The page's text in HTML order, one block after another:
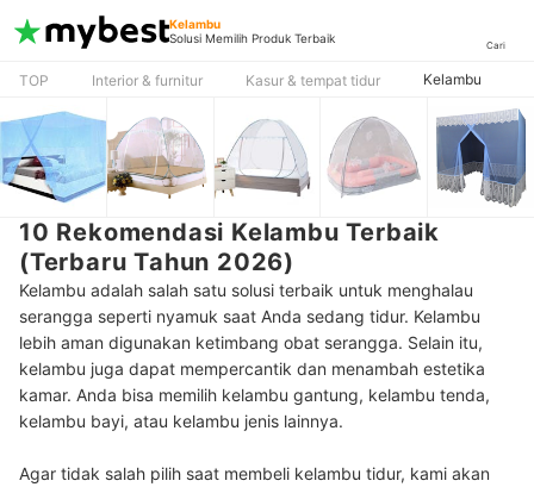
Kelambu
Solusi Memilih Produk Terbaik
Cari
TOP Interior & furnitur Kasur & tempat tidur Kelambu
10 Rekomendasi Kelambu Terbaik
(Terbaru Tahun 2026)
Kelambu adalah salah satu solusi terbaik untuk menghalau
serangga seperti nyamuk saat Anda sedang tidur. Kelambu
lebih aman digunakan ketimbang obat serangga. Selain itu,
kelambu juga dapat mempercantik dan menambah estetika
kamar. Anda bisa memilih kelambu gantung, kelambu tenda,
kelambu bayi, atau kelambu jenis lainnya.
Agar tidak salah pilih saat membeli kelambu tidur, kami akan